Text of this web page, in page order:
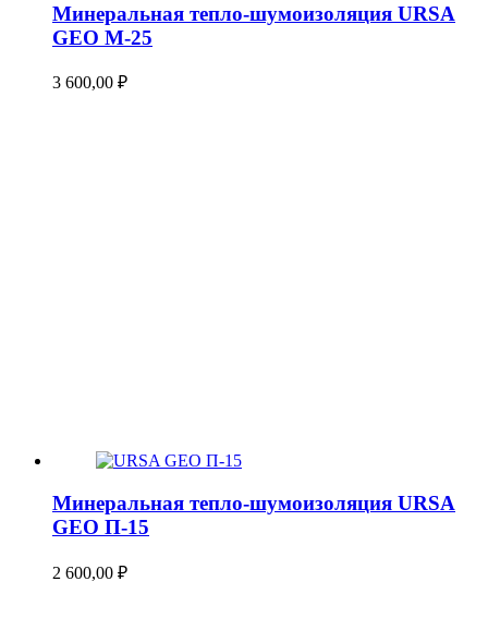
Минеральная тепло-шумоизоляция URSA
GEO М-25
3 600,00 ₽
Минеральная тепло-шумоизоляция URSA
GEO П-15
2 600,00 ₽